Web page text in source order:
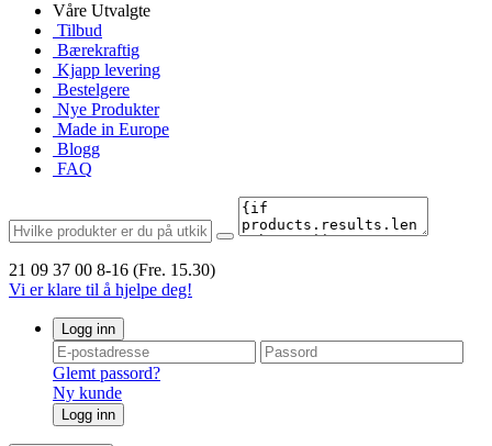
Våre Utvalgte
Tilbud
Bærekraftig
Kjapp levering
Bestelgere
Nye Produkter
Made in Europe
Blogg
FAQ
21 09 37 00 8-16 (Fre. 15.30)
Vi er klare til å hjelpe deg!
Logg inn
Glemt passord?
Ny kunde
Logg inn